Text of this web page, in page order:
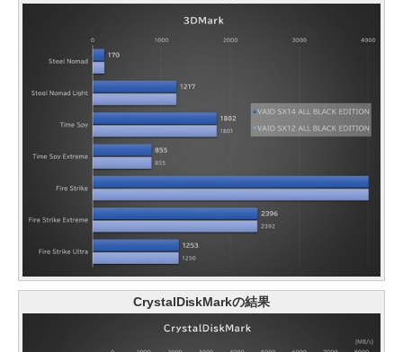
CrystalDiskMarkの結果